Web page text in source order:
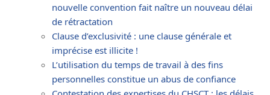
nouvelle convention fait naître un nouveau délai
de rétractation
Clause d’exclusivité : une clause générale et
imprécise est illicite !
L’utilisation du temps de travail à des fins
personnelles constitue un abus de confiance